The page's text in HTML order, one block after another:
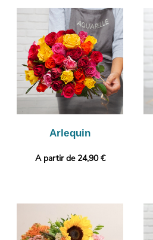
enveloppé dans un porte-bouquet
l’expédier, votre bouquet sera pris
l’opportunité de contrôler que
puisque l’objectif de cette photo est
L’envoi sera ensuite pris en charge.
touche qui vous ressemble ? Il vous
message ou une photo, afin de
votre cadeau.
Arlequin
A partir de 24,90 €